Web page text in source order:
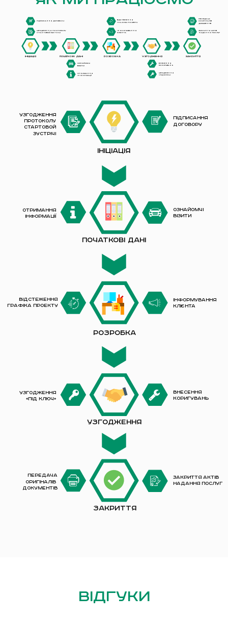
Ініціація Початкові дані Розробка Узгодження Закриття
Підписання договору
Узгодження Протоколу
Стартовой Зустрічі
Ознайомчі
візити
Отримання
інформації
Відстеження
графіка проекту
Інформування
клієнта
Внесення
коригувань
Узгодження
«під ключ»
Передача
оригіналів
документів
Закриття Актів
надання послуг
Ініціація
Підписання
договору
Узгодження
Протоколу
Стартовой
Зустрічі
Початкові дані
Ознайомчі
візити
Отримання
інформації
Розробка
Відстеження
графіка проекту
Інформування
клієнта
Узгодження
Внесення
коригувань
Узгодження
«під ключ»
Закриття
Передача
оригіналів
документів
Закриття Актів
надання послуг
Відгуки